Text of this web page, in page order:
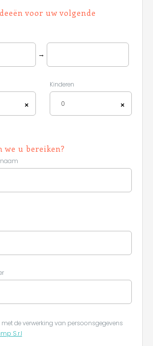
voor uw volgende
→
×
Kinderen
×
0
we u bereiken?
de verwerking van persoonsgegevens
S.r.l